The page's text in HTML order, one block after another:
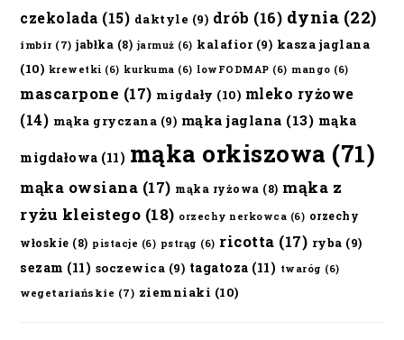
czekolada (15) daktyle (9) drób (16) dynia (22)
imbir (7) jabłka (8) jarmuż (6) kalafior(9) kasza jaglana
(10) krewetki (6) kurkuma (6) lowFODMAP (6) mango (6)
mascarpone (17) migdały (10) mleko ryżowe
(14) mąka gryczana (9) mąka jaglana (13) mąka
migdałowa (11) mąka orkiszowa (71)
mąka owsiana (17) mąka ryżowa (8) mąka z
ryżu kleistego (18) orzechy nerkowca (6) orzechy
włoskie (8) pistacje (6) pstrąg (6) ricotta (17) ryba (9)
sezam (11) soczewica (9) tagatoza (11) twaróg (6)
wegetariańskie (7) ziemniaki (10)